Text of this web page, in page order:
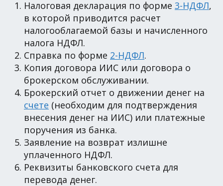
Налоговая декларация по форме 3-НДФЛ,
в которой приводится расчет
налогооблагаемой базы и начисленного
налога НДФЛ.
Справка по форме 2-НДФЛ.
Копия договора ИИС или договора о
брокерском обслуживании.
Брокерский отчет о движении денег на
счете (необходим для подтверждения
внесения денег на ИИС) или платежные
поручения из банка.
Заявление на возврат излишне
уплаченного НДФЛ.
Реквизиты банковского счета для
перевода денег.